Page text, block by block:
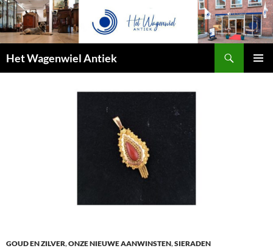
Het Wagenwiel Antiek
GOUD EN ZILVER,ONZE NIEUWE AANWINSTEN,SIERADEN